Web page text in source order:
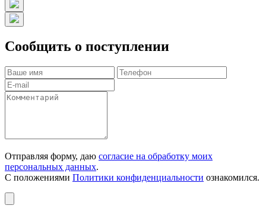
Сообщить о поступлении
Отправляя форму, даю согласие на обработку моих
персональных данных.
С положениями Политики конфиденциальности ознакомился.